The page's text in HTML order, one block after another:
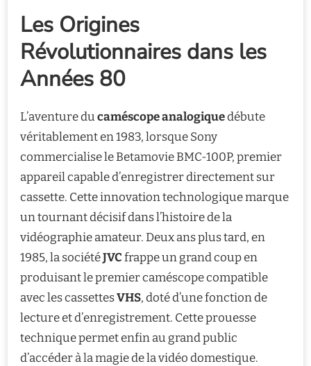
Les Origines
Révolutionnaires dans les
Années 80
L’aventure ducaméscope analogiquedébute
véritablement en 1983, lorsque Sony
commercialise le Betamovie BMC-100P, premier
appareil capable d’enregistrer directement sur
cassette. Cette innovation technologique marque
un tournant décisif dans l’histoire de la
vidéographie amateur. Deux ans plus tard, en
1985, la sociétéJVCfrappe un grand coup en
produisant le premier caméscope compatible
avec les cassettesVHS, doté d’une fonction de
lecture et d’enregistrement. Cette prouesse
technique permet enfin au grand public
d’accéder à la magie de la vidéo domestique.